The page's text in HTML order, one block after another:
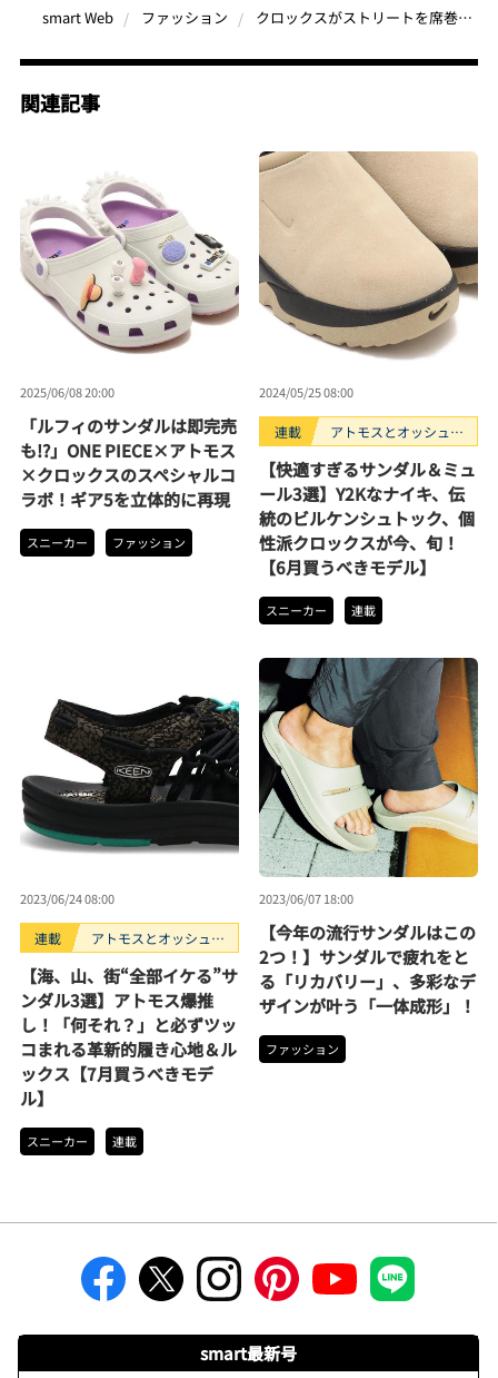
smart Web ファッション クロックスがストリートを席巻中？「エコーガム RO クロッグ」の圧倒的ボリューム感が今、支持される理由
関連記事
2025/06/08 20:00
「ルフィのサンダルは即完売
も!?」ONE PIECE×アトモス
×クロックスのスペシャルコ
ラボ！ギア5を立体的に再現
スニーカー ファッション
2024/05/25 08:00
連載
アトモスとオッシュマ
スニーカー3選。
【快適すぎるサンダル＆ミュ
ール3選】Y2Kなナイキ、伝
統のビルケンシュトック、個
性派クロックスが今、旬！
【6月買うべきモデル】
スニーカー 連載
2023/06/24 08:00
連載
アトモスとオッシュマ
スニーカー3選。
【海、山、街“全部イケる”サ
ンダル3選】アトモス爆推
し！「何それ？」と必ずツッ
コまれる革新的履き心地＆ル
ックス【7月買うべきモデ
ル】
スニーカー 連載
2023/06/07 18:00
【今年の流行サンダルはこの
2つ！】サンダルで疲れをと
る「リカバリー」、多彩なデ
ザインが叶う「一体成形」！
ファッション
smart最新号